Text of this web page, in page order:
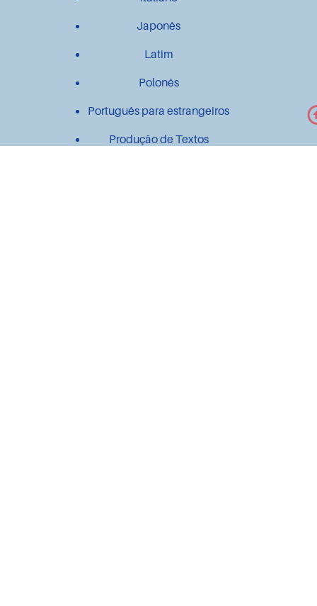
Japonês
Latim
Polonês
Português para estrangeiros
Produção de Textos